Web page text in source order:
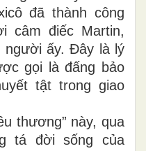
đã thành công
câm điếc Martin,
người ấy. Đây là lý
gọi là đấng bảo
tật trong giao
thương” này, qua
tá đời sống của